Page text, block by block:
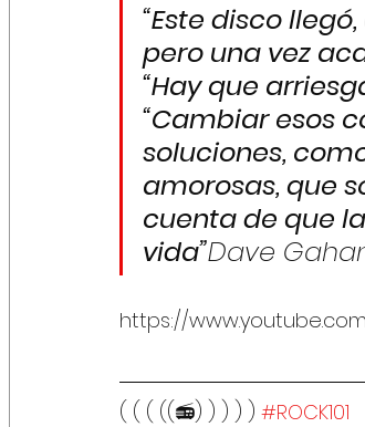
“Este disco
pero una vez
“Hay que
“Cambiar esos
soluciones,
amorosas, que
cuenta de que
vida”Dave
https://
( ( ( ((📻) ) ) ) ) #ROCK101